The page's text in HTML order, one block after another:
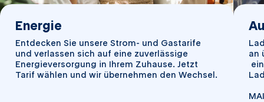
Energie
Entdecken Sie unsere Strom- und Gastarife
und verlassen sich auf eine zuverlässige
Energieversorgung in Ihrem Zuhause. Jetzt
Tarif wählen und wir übernehmen den Wechsel.
an